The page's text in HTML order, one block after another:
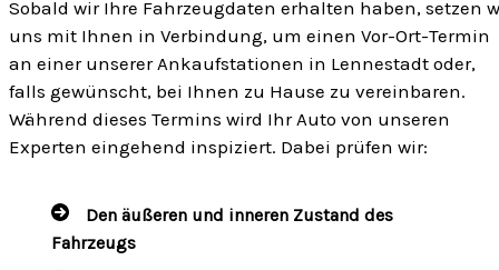
Sobald wir Ihre Fahrzeugdaten erhalten haben, setzen
uns mit Ihnen in Verbindung, um einen Vor-Ort-Termin
an einer unserer Ankaufstationen in Lennestadt oder,
falls gewünscht, bei Ihnen zu Hause zu vereinbaren.
Während dieses Termins wird Ihr Auto von unseren
Experten eingehend inspiziert. Dabei prüfen wir:
Den äußeren und inneren Zustand des
Fahrzeugs